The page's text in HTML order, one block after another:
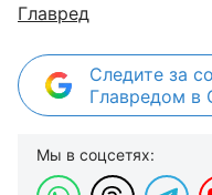
Главред
Следите за
Главредом в
Мы в соцсетях: